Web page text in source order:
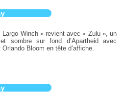
Largo Winch » revient avec « Zulu », un
sombre sur fond d’Apartheid avec
Bloom en tête d’affiche.